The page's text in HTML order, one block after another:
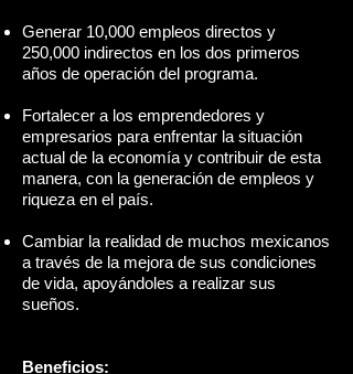
Generar 10,000 empleos directos y
250,000 indirectos en los dos primeros
años de operación del programa.
Fortalecer a los emprendedores y
empresarios para enfrentar la situación
actual de la economía y contribuir de esta
manera, con la generación de empleos y
riqueza en el país.
Cambiar la realidad de muchos mexicanos
a través de la mejora de sus condiciones
de vida, apoyándoles a realizar sus
sueños.
Beneficios: